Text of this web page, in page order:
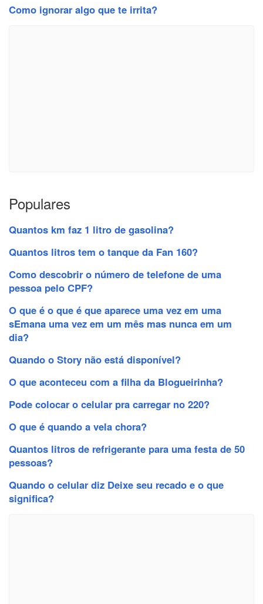
Como ignorar algo que te irrita?
Populares
Quantos km faz 1 litro de gasolina?
Quantos litros tem o tanque da Fan 160?
Como descobrir o número de telefone de uma
pessoa pelo CPF?
O que é o que é que aparece uma vez em uma
sEmana uma vez em um mês mas nunca em um
dia?
Quando o Story não está disponível?
O que aconteceu com a filha da Blogueirinha?
Pode colocar o celular pra carregar no 220?
O que é quando a vela chora?
Quantos litros de refrigerante para uma festa de 50
pessoas?
Quando o celular diz Deixe seu recado e o que
significa?